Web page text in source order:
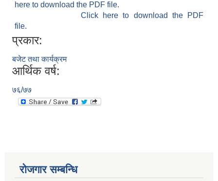
here to download the PDF file.
Click here to download the PDF
file.
प्रकार:
बजेट तथा कार्यक्रम
आर्थिक वर्ष:
७६/७७
रोजगार सम्बन्धि